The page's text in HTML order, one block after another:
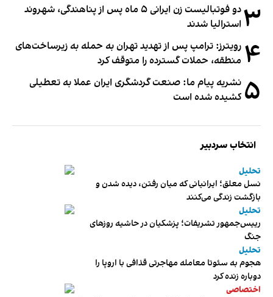
۳
دو فوتبالیست زن ایرانی ۵ ماه پس از پناهندگی، شهروند
استرالیا شدند
۴ رویترز: ترامپ پس از تهدید تهران به حمله به زیرساخت‌های
منطقه، حملات گسترده را متوقف کرد
۵ نشریه پیام ما: صنعت گردشگری ایران عملا به تعطیلی
کشیده شده است
انتخاب سردبیر
تحلیل
نسل معلق؛ ایرانیانی که میان رفتن، دیده شدن و
بازگشت زندگی می‌کنند
تحلیل
رییس‌جمهور تشریفات؛ پزشکیان در حاشیه روزهای
جنگ
تحلیل
هجوم به سئوتا معامله مهاجرتی قذافی با اروپا را
دوباره زنده کرد
اختصاصی